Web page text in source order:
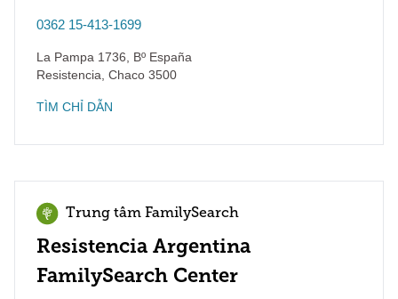
0362 15-413-1699
La Pampa 1736, Bº España
Resistencia Chaco 3500
TÌM CHỈ DẪN
Trung tâm FamilySearch
Resistencia Argentina
FamilySearch Center